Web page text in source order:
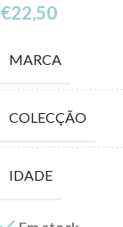
€22,50
MARCA
COLECÇÃO
IDADE